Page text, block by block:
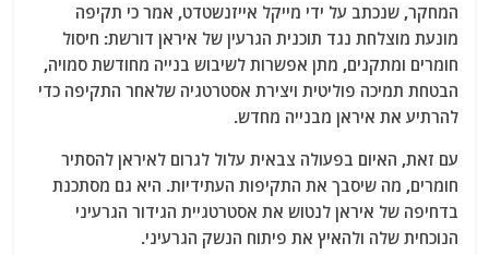
המחקר, שנכתב על ידי מייקל אייזנשטדט, אמר כי תקיפה
מונעת מוצלחת נגד תוכנית הגרעין של איראן דורשת: חיסול
חומרים ומתקנים, מתן אפשרות לשיבוש בנייה מחודשת סמויה,
הבטחת תמיכה פוליטית ויצירת אסטרטגיה שלאחר התקיפה כדי
להרתיע את איראן מבנייה מחדש.
עם זאת, האיום בפעולה צבאית עלול לגרום לאיראן להסתיר
חומרים, מה שיסבך את התקיפות העתידיות. היא גם מסתכנת
בדחיפה של איראן לנטוש את אסטרטגיית הגידור הגרעיני
הנוכחית שלה ולהאיץ את פיתוח הנשק הגרעיני.